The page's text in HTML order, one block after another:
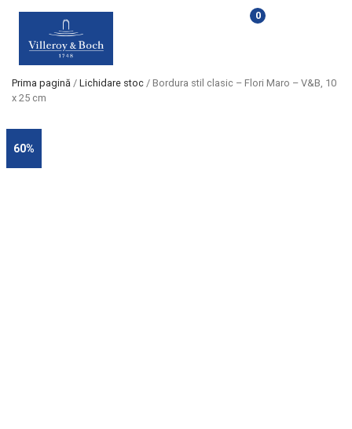
0
Prima pagină / Lichidare stoc / Bordura stil clasic – Flori Maro – V&B, 10
x 25 cm
60%